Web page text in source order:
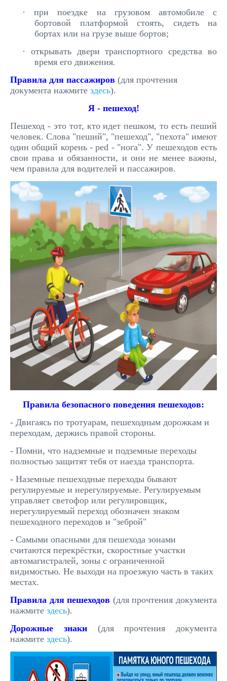
·
при поездке на грузовом автомобиле с
бортовой платформой стоять, сидеть на
бортах или на грузе выше бортов;
·
открывать двери транспортного средства во
время его движения.
Правила для пассажиров (для прочтения
документа нажмите здесь).
Я - пешеход!
Пешеход - это тот, кто идет пешком, то есть пеший
человек. Слова "пеший", "пешеход", "пехота" имеют
один общий корень - ped - "нога". У пешеходов есть
свои права и обязанности, и они не менее важны,
чем правила для водителей и пассажиров.
Правила безопасного поведения пешеходов:
- Двигаясь по тротуарам, пешеходным дорожкам и
переходам, держись правой стороны.
- Помни, что надземные и подземные переходы
полностью защитят тебя от наезда транспорта.
- Наземные пешеходные переходы бывают
регулируемые и нерегулируемые. Регулируемым
управляет светофор или регулировщик,
нерегулируемый переход обозначен знаком
пешеходного переходов и "зеброй"
- Самыми опасными для пешехода зонами
считаются перекрёстки, скоростные участки
автомагистралей, зоны с ограниченной
видимостью. Не выходи на проезжую часть в таких
местах.
Правила для пешеходов (для прочтения документа
нажмите здесь).
Дорожные знаки (для прочтения документа
нажмите здесь).